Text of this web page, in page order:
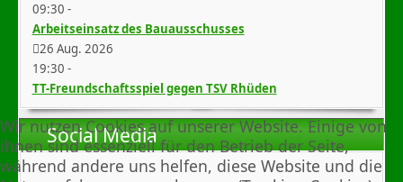
09:30 -
Arbeitseinsatz des Bauausschusses
26 Aug. 2026
19:30 -
TT-Freundschaftsspiel gegen TSV Rhüden
Social Media
Wir nutzen Cookies auf unserer Website. Einige von
ihnen sind essenziell für den Betrieb der Seite,
während andere uns helfen, diese Website und die